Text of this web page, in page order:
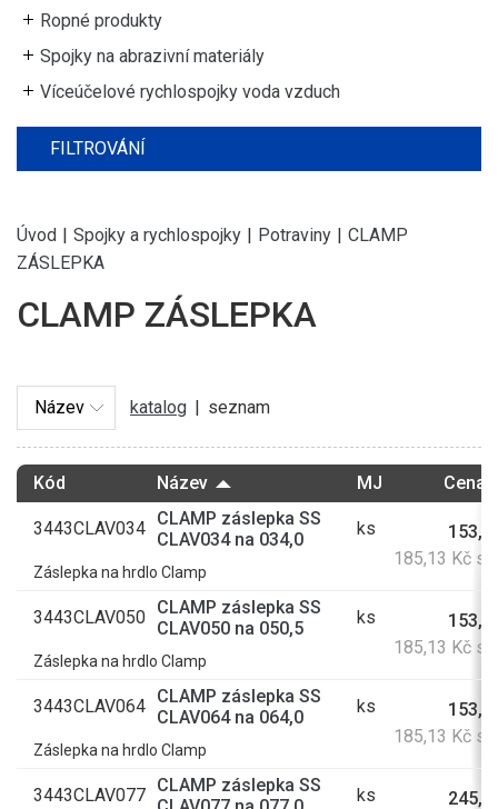
Ropné produkty
Spojky na abrazivní materiály
Víceúčelové rychlospojky voda vzduch
FILTROVÁNÍ
Úvod | Spojky a rychlospojky | Potraviny | CLAMP
ZÁSLEPKA
CLAMP ZÁSLEPKA
katalog | seznam
Kód Název MJ Cena
3443CLAV034 CLAMP záslepka SS
CLAV034 na 034,0
ks
185,13 Kč s
Záslepka na hrdlo Clamp
3443CLAV050 CLAMP záslepka SS
CLAV050 na 050,5
ks
185,13 Kč s
Záslepka na hrdlo Clamp
3443CLAV064 CLAMP záslepka SS
CLAV064 na 064,0
ks
185,13 Kč s
Záslepka na hrdlo Clamp
3443CLAV077 CLAMP záslepka SS
ks